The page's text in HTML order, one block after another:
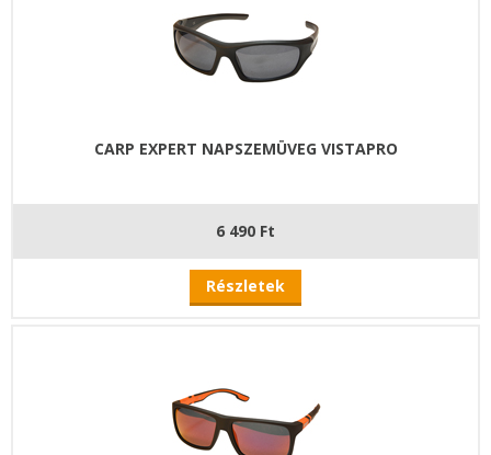
CARP EXPERT NAPSZEMÜVEG VISTAPRO
6 490 Ft
Részletek